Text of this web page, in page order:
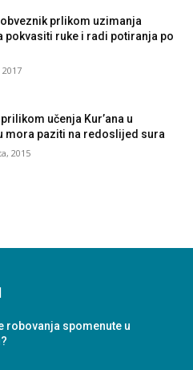
prlikom uzimanja
pokvasiti ruke i radi potiranja po
prilikom učenja Kur’ana u
mora paziti na redoslijed sura
2015
robovanja spomenute u